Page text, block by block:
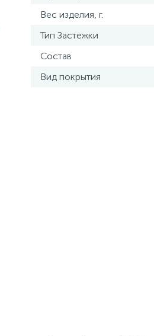
Вес изделия, г.
Тип Застежки
Состав
Вид покрытия